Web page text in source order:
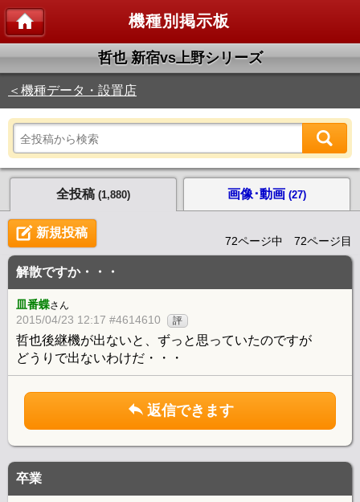
機種別掲示板
哲也 新宿vs上野シリーズ
＜機種データ・設置店
全投稿 (1,880) 画像･動画 (27)
新規投稿
72ページ中 72ページ目
解散ですか・・・
皿番蝶さん
2015/04/23 12:17 #4614610 評
哲也後継機が出ないと、ずっと思っていたのですが
どうりで出ないわけだ・・・
返信できます
卒業